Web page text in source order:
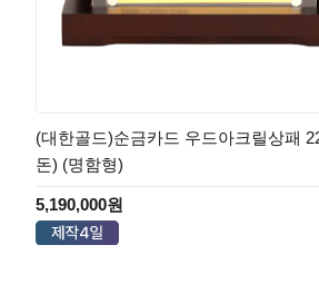
(대한골드)순금카드 우드아크릴상패
돈) (명함형)
5,190,000원